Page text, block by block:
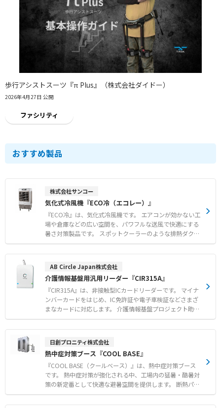
歩行アシストスーツ『π Plus』（株式会社ダイドー）
2026年4月27日 公開
ファシリティ
おすすめ製品
株式会社サンコー
気化式冷風機『ECO冷（エコレー）』
『ECO冷』は、気化式冷風機です。 エアコンが効かない工
場や倉庫などの広い空間を、パワフルな送風で快適にする
暑さ対策製品です。 スポットクーラーのような排熱ダクト
がなく排熱が発生しないため、設置場所を選ばず冷やした
空気を無駄なく届けます。 エアコンに比べて低消費電力で
80°のオートスイング機能を搭載し、広い作業スペースへ
広範囲に送風が可能です。 1〜9時間まで設定可能なタイマ
ー機能や水ポンプ保護など、安心の安全機能も充実してい
ます。 【特徴】 ● 排熱ダクト不要で設置場所を選ばない
排熱なし設計 ● エアコンに比べ低消費電力による低コス
ト運用 ● 約80°のオートスイング機能による広範囲送風
【用途・事例】 ● 工場や倉庫における広い空間の全体冷
環境改善 ● イベントテントや農業施設などの大空間にお
ける快適な空間づくり
AB Circle Japan株式会社
介護情報基盤用汎用リーダー『CIR315A』
『CIR315A』は、非接触型ICカードリーダーです。 マイナ
ンバーカードをはじめ、IC免許証や電子車検証などさまざ
まなカードに対応します。 介護情報基盤プロジェクト助成
金対象の認定モデルであり、スムーズな認証処理をサポー
トします。 USBバスパワー給電に対応し、Windowsやma
よる技術サポート体制も整備されており、導入後も安心し
て運用できます。 【特徴】 ●マイナンバーカードや各種IC
カードに対応した汎用性 ●WindowsやmacOSをはじめと
する多様なOS対応 ●メーカーによる手厚い技術サポート
体制 【用途・事例】 ●介護情報基盤導入におけるマイナ
ンバーカード認証 ●医療機関や行政窓口でのIC免許証・各
種資格証の読み取り ●専用スタンドと組み合わせたスマー
日創プロニティ株式会社
熱中症対策ブース『COOL BASE』
『COOL BASE（クールベース）』は、熱中症対策ブース
です。 熱中症対策が強化される中、工場内の猛暑・酷暑対
策の新定番として快適な避暑空間を提供します。 断熱パネ
ルを採用しており、お客様自身での組み立てが可能です。
工場のレイアウト変更が発生した場合でも、簡単に解体や